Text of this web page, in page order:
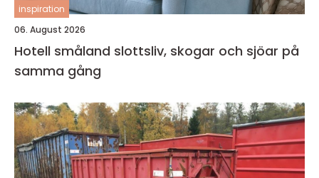
inspiration
06. August 2026
Hotell småland slottsliv, skogar och sjöar på
samma gång